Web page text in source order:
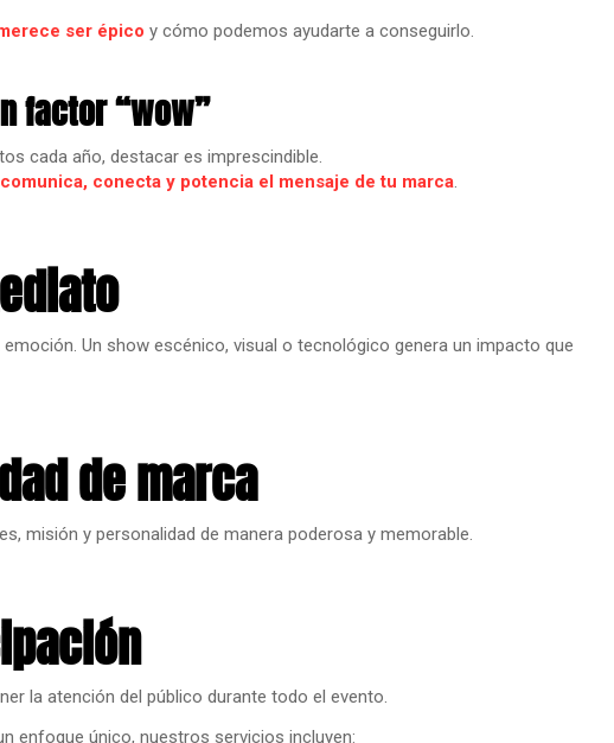
ser épico y cómo podemos ayudarte a conseguirlo.
factor “wow”
cada año, destacar es imprescindible.
comunica, conecta y potencia el mensaje de tu marca.
Un show escénico, visual o tecnológico genera un impacto que
de marca
misión y personalidad de manera poderosa y memorable.
la atención del público durante todo el evento.
enfoque único, nuestros servicios incluyen: